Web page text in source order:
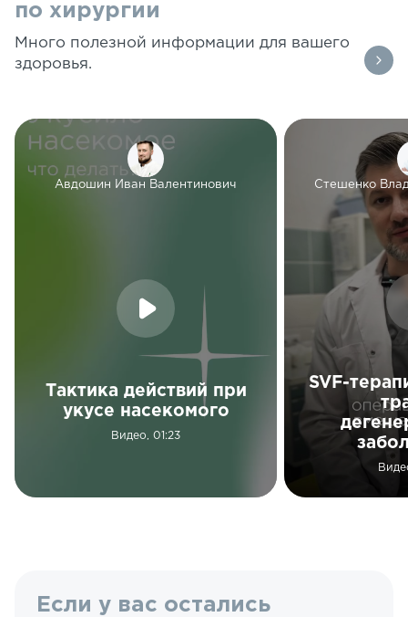
по хирургии
Много полезной информации для вашего
здоровья.
Авдошин Иван Валентинович
Тактика действий при
укусе насекомого
Видео, 01:23
Стешенко
SVF-
Если у вас остались